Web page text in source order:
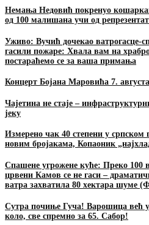
Немања Недовић покренуо
од 100 малишана учи од
Уживо: Вучић дочекао ватрогасце-
гасили пожаре: Хвала вам на
постараћемо се за ваша примања
Концерт Бојана Маровића 7.
Чајетина не стаје –
јеку
Измерено чак 40 степени у српском
новим бројакама, Копаоник
Спашене угрожене куће: Преко 100
црвени Камов се не гаси –
ватра захватила 80 хектара шуме
Сутра почиње Гуча! Варошица већ
коло, све спремно за 65. Сабор!